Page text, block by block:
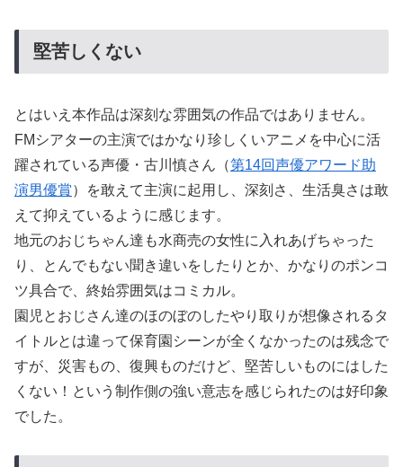
堅苦しくない
とはいえ本作品は深刻な雰囲気の作品ではありません。
FMシアターの主演ではかなり珍しくいアニメを中心に活
躍されている声優・古川慎さん（第14回声優アワード助
演男優賞）を敢えて主演に起用し、深刻さ、生活臭さは敢
えて抑えているように感じます。
地元のおじちゃん達も水商売の女性に入れあげちゃった
り、とんでもない聞き違いをしたりとか、かなりのポンコ
ツ具合で、終始雰囲気はコミカル。
園児とおじさん達のほのぼのしたやり取りが想像されるタ
イトルとは違って保育園シーンが全くなかったのは残念で
すが、災害もの、復興ものだけど、堅苦しいものにはした
くない！という制作側の強い意志を感じられたのは好印象
でした。